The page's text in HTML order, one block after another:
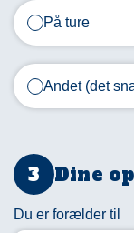
unge
gennem
friluftsliv
og
Vi
vil
kontakte
dig
På ture
Andet (det
Dine
Du er forælder til